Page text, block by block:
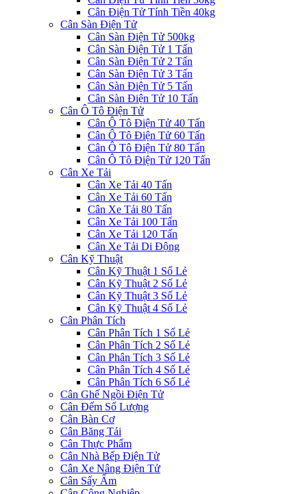
Cân Điện Tử Tính Tiền 40kg
Cân Sàn Điện Tử
Cân Sàn Điện Tử 500kg
Cân Sàn Điện Tử 1 Tấn
Cân Sàn Điện Tử 2 Tấn
Cân Sàn Điện Tử 3 Tấn
Cân Sàn Điện Tử 5 Tấn
Cân Sàn Điện Tử 10 Tấn
Cân Ô Tô Điện Tử
Cân Ô Tô Điện Tử 40 Tấn
Cân Ô Tô Điện Tử 60 Tấn
Cân Ô Tô Điện Tử 80 Tấn
Cân Ô Tô Điện Tử 120 Tấn
Cân Xe Tải
Cân Xe Tải 40 Tấn
Cân Xe Tải 60 Tấn
Cân Xe Tải 80 Tấn
Cân Xe Tải 100 Tấn
Cân Xe Tải 120 Tấn
Cân Xe Tải Di Động
Cân Kỹ Thuật
Cân Kỹ Thuật 1 Số Lẻ
Cân Kỹ Thuật 2 Số Lẻ
Cân Kỹ Thuật 3 Số Lẻ
Cân Kỹ Thuật 4 Số Lẻ
Cân Phân Tích
Cân Phân Tích 1 Số Lẻ
Cân Phân Tích 2 Số Lẻ
Cân Phân Tích 3 Số Lẻ
Cân Phân Tích 4 Số Lẻ
Cân Phân Tích 6 Số Lẻ
Cân Ghế Ngồi Điện Tử
Cân Đếm Số Lượng
Cân Bàn Cơ
Cân Băng Tải
Cân Thực Phẩm
Cân Nhà Bếp Điện Tử
Cân Xe Nâng Điện Tử
Cân Sấy Ẩm